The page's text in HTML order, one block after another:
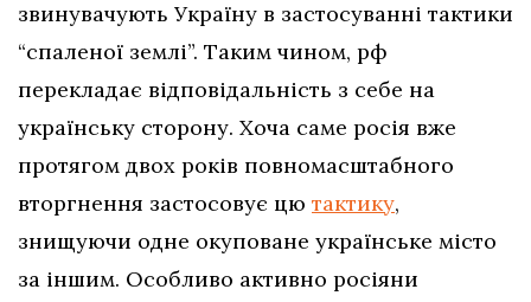
звинувачують Україну в застосуванні тактики
“спаленої землі”. Таким чином, рф
перекладає відповідальність з себе на
українську сторону. Хоча саме росія вже
протягом двох років повномасштабного
вторгнення застосовує цю тактику,
знищуючи одне окуповане українське місто
за іншим. Особливо активно росіяни